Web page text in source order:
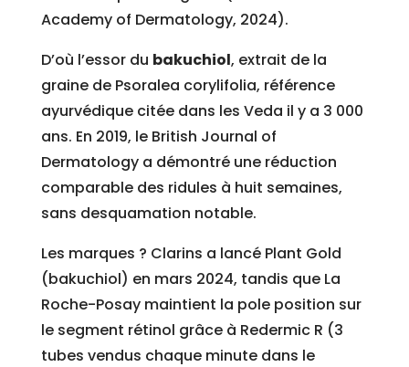
Academy of Dermatology, 2024).
D’où l’essor du bakuchiol, extrait de la
graine de Psoralea corylifolia, référence
ayurvédique citée dans les Veda il y a 3 000
ans. En 2019, le British Journal of
Dermatology a démontré une réduction
comparable des ridules à huit semaines,
sans desquamation notable.
Les marques ? Clarins a lancé Plant Gold
(bakuchiol) en mars 2024, tandis que La
Roche-Posay maintient la pole position sur
le segment rétinol grâce à Redermic R (3
tubes vendus chaque minute dans le